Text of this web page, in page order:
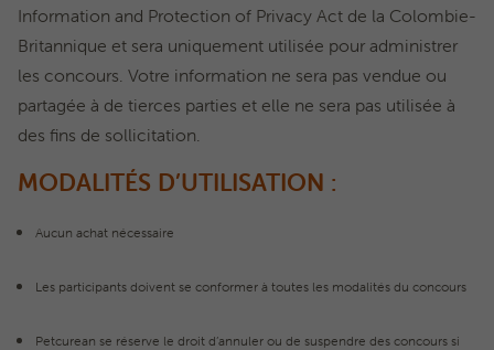
Information and Protection of Privacy Act de la Colombie-
Britannique et sera uniquement utilisée pour administrer
les concours. Votre information ne sera pas vendue ou
partagée à de tierces parties et elle ne sera pas utilisée à
des fins de sollicitation.
MODALITÉS D’UTILISATION :
Aucun achat nécessaire
Les participants doivent se conformer à toutes les modalités du concours
Petcurean se réserve le droit d’annuler ou de suspendre des concours si